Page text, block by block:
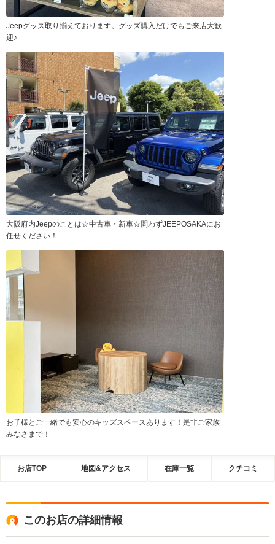
Jeepグッズ取り揃えております。グッズ購入だけでもご来店大歓
迎♪
大阪府内Jeepのことは☆中古車・新車☆問わずJEEPOSAKAにお
任せください！
お子様とご一緒でも安心のキッズスペースあります！是非ご家族
みなさまで！
お店TOP 地図&アクセス 在庫一覧 クチコミ
このお店の詳細情報